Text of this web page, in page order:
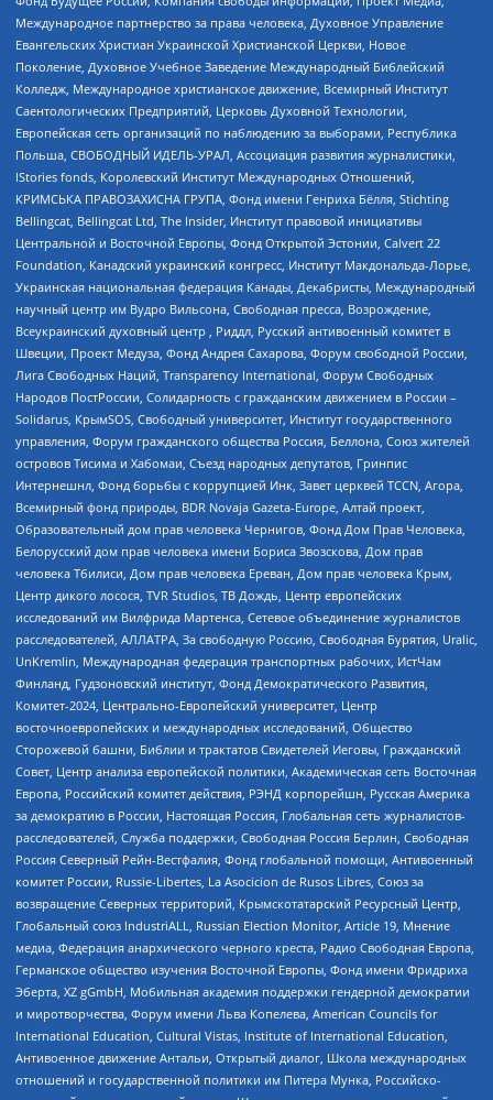
Международное партнерство за права человека, Духовное Управление
Евангельских Христиан Украинской Христианской Церкви, Новое
Поколение, Духовное Учебное Заведение Международный Библейский
Колледж, Международное христианское движение, Всемирный Институт
Саентологических Предприятий, Церковь Духовной Технологии,
Европейская сеть организаций по наблюдению за выборами, Республика
Польша, СВОБОДНЫЙ ИДЕЛЬ-УРАЛ, Ассоциация развития журналистики,
IStories fonds, Королевский Институт Международных Отношений,
КРИМСЬКА ПРАВОЗАХИСНА ГРУПА, Фонд имени Генриха Бёлля, Stichting
Bellingcat, Bellingcat Ltd, The Insider, Институт правовой инициативы
Центральной и Восточной Европы, Фонд Открытой Эстонии, Calvert 22
Foundation, Канадский украинский конгресс, Институт Макдональда-Лорье,
Украинская национальная федерация Канады, Декабристы, Международный
научный центр им Вудро Вильсона, Свободная пресса, Возрождение,
Всеукраинский духовный центр , Риддл, Русский антивоенный комитет в
Швеции, Проект Медуза, Фонд Андрея Сахарова, Форум свободной России,
Лига Свободных Наций, Transparеncy International, Форум Свободных
Народов ПостРоссии, Солидарность с гражданским движением в России –
Solidarus, КрымSOS, Свободный университет, Институт государственного
управления, Форум гражданского общества Россия, Беллона, Союз жителей
островов Тисима и Хабомаи, Съезд народных депутатов, Гринпис
Интернешнл, Фонд борьбы с коррупцией Инк, Завет церквей TCCN, Агора,
Всемирный фонд природы, BDR Novaja Gazeta-Europe, Алтай проект,
Образовательный дом прав человека Чернигов, Фонд Дом Прав Человека,
Белорусский дом прав человека имени Бориса Звозскова, Дом прав
человека Тбилиси, Дом прав человека Ереван, Дом прав человека Крым,
Центр дикого лосося, TVR Studios, ТВ Дождь, Центр европейских
исследований им Вилфрида Мартенса, Сетевое объединение журналистов
расследователей, АЛЛАТРА, За свободную Россию, Свободная Бурятия, Uralic,
UnKremlin, Международная федерация транспортных рабочих, ИстЧам
Финланд, Гудзоновский институт, Фонд Демократического Развития,
Комитет-2024, Центрально-Европейский университет, Центр
восточноевропейских и международных исследований, Общество
Сторожевой башни, Библии и трактатов Свидетелей Иеговы, Гражданский
Совет, Центр анализа европейской политики, Академическая сеть Восточная
Европа, Российский комитет действия, РЭНД корпорейшн, Русская Америка
за демократию в России, Настоящая Россия, Глобальная сеть журналистов-
расследователей, Служба поддержки, Свободная Россия Берлин, Свободная
Россия Северный Рейн-Вестфалия, Фонд глобальной помощи, Антивоенный
комитет России, Russie-Libertes, La Asocicion de Rusos Libres, Союз за
возвращение Северных территорий, Крымскотатарский Ресурсный Центр,
Глобальный союз IndustriALL, Russian Election Monitor, Article 19, Мнение
медиа, Федерация анархического черного креста, Радио Свободная Европа,
Германское общество изучения Восточной Европы, Фонд имени Фридриха
Эберта, XZ gGmbH, Мобильная академия поддержки гендерной демократии
и миротворчества, Форум имени Льва Копелева, American Councils for
International Education, Cultural Vistas, Institute of International Education,
Антивоенное движение Антальи, Открытый диалог, Школа международных
отношений и государственной политики им Питера Мунка, Российско-